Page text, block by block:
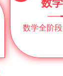
数
数学全阶段